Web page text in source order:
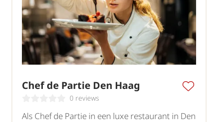
Chef de Partie Den Haag
0 reviews
Als Chef de Partie in een luxe restaurant in Den